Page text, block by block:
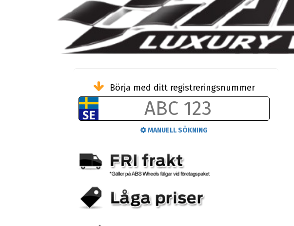
Börja med ditt registreringsnummer
MANUELL SÖKNING